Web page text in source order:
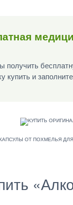
получить
купить и